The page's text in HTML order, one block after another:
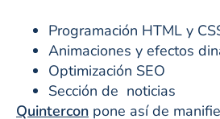
Programación HTML y
Animaciones y efectos
Optimización SEO
Sección de noticias
Quintercon pone así de